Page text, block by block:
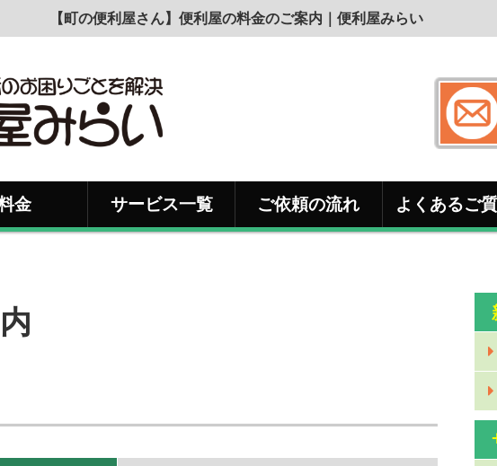
【町の便利屋さん】便利屋の料金のご案内｜便利屋みらい
金 サービス一覧 ご依頼の流れ よくあるご